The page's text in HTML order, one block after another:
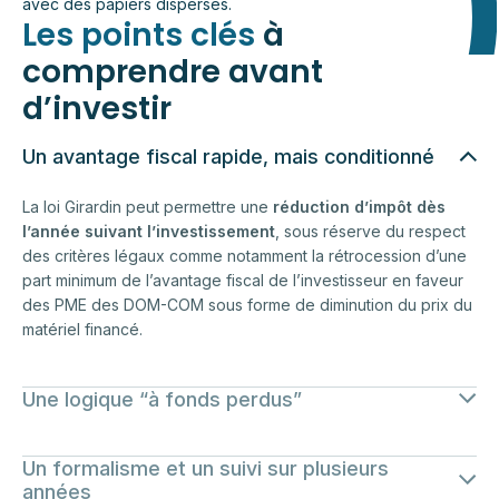
Les points clés à
comprendre avant
d’investir
Un avantage fiscal rapide, mais conditionné
La loi Girardin peut permettre une réduction d’impôt dès
l’année suivant l’investissement , sous réserve du respect
des critères légaux comme notamment la rétrocession d’une
part minimum de l’avantage fiscal de l’investisseur en faveur
des PME des DOM-COM sous forme de diminution du prix du
matériel financé.
Une logique “à fonds perdus”
l’investisseur est purement fiscale :
Un formalisme et un suivi sur plusieurs
années